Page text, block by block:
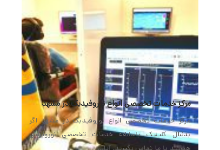
مرکز خدمات تخصصی انواع نوروفیدبک در مشهد
مرکز خدمات تخصصی انواع نوروفیدبک در مشهد اگر
بدنبال کلینیک باسابقه خدمات تخصصی نوروتراپی
هستید با ما تماس بگیرید. آیا…